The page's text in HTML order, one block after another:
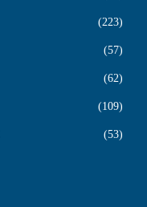
223
57
62
109
53